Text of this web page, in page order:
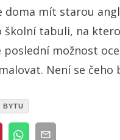
doma mít starou
školní tabuli, na
poslední možnost
Není se
BYTU